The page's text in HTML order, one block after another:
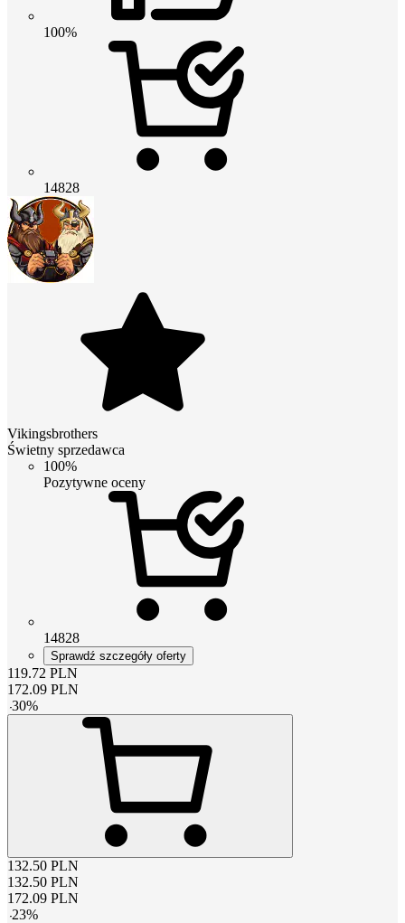
100%
14828
Vikingsbrothers
Świetny sprzedawca
100%
Pozytywne oceny
14828
Sprawdź szczegóły oferty
119.72 PLN
172.09 PLN
-30%
132.50 PLN
132.50 PLN
172.09 PLN
-23%